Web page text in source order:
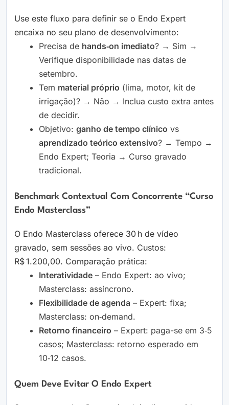
Use este fluxo para definir se o Endo Expert
encaixa no seu plano de desenvolvimento:
Precisa de hands‑on imediato? → Sim →
Verifique disponibilidade nas datas de
setembro.
Tem material próprio (lima, motor, kit de
irrigação)? → Não → Inclua custo extra antes
de decidir.
Objetivo: ganho de tempo clínico vs
aprendizado teórico extensivo? → Tempo →
Endo Expert; Teoria → Curso gravado
tradicional.
Benchmark Contextual Com Concorrente “Curso
Endo Masterclass”
O Endo Masterclass oferece 30 h de vídeo
gravado, sem sessões ao vivo. Custos:
R$ 1.200,00. Comparação prática:
Interatividade – Endo Expert: ao vivo;
Masterclass: assíncrono.
Flexibilidade de agenda – Expert: fixa;
Masterclass: on‑demand.
Retorno financeiro – Expert: paga-se em 3‑5
casos; Masterclass: retorno esperado em
10‑12 casos.
Quem Deve Evitar O Endo Expert